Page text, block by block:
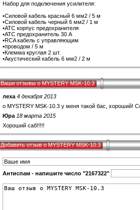
Набор для подключения усилителя:
•Силовой кабель красный 6 мм2 / 5 м
•Силовой кабель черный 6 мм2 / 1 м
•АТС корпус предохранителя
•АТС предохранитель 30 А
•RCA кабель с управляющим
•проводом / 5 м
•Клемма круглая 2 шт.
•Акустический кабель 6 мм2 / 2 м
Ваши отзывы о MYSTERY MSK-10.3
леха 4 декабря 2013
о MYSTERY MSK-10.3 у меня такой бас, хороший!
Юра 18 марта 2015
Хороший саб!!!!!
Добавить отзыв о MYSTERY MSK-10.3
Антиспам - напишите число "2167322"